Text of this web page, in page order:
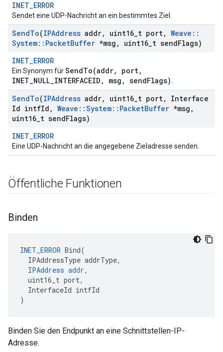
INET_ERROR
Sendet eine UDP-Nachricht an ein bestimmtes Ziel.
SendTo(IPAddress addr, uint16 t port, Weave ::
System:: PacketBuffer *msg , uint16 t sendFlags)
INET_ERROR
Ein Synonym fürSendTo(addr, port,
INET_NULL_INTERFACEID, msg, sendFlags)
SendTo(IPAddress addr, uint16 t port,
Interface
Id intfId , Weave ::System:: PacketBuffer *msg ,
uint16 t sendFlags)
INET_ERROR
Eine UDP-Nachricht an die angegebene Zieladresse senden.
Öffentliche Funktionen
Binden
INET_ERROR Bind(
IPAddressType addrType,
IPAddress addr,
uint16_t port,
InterfaceId intfId
)
Binden Sie den Endpunkt an eine Schnittstellen-IP-
Adresse.